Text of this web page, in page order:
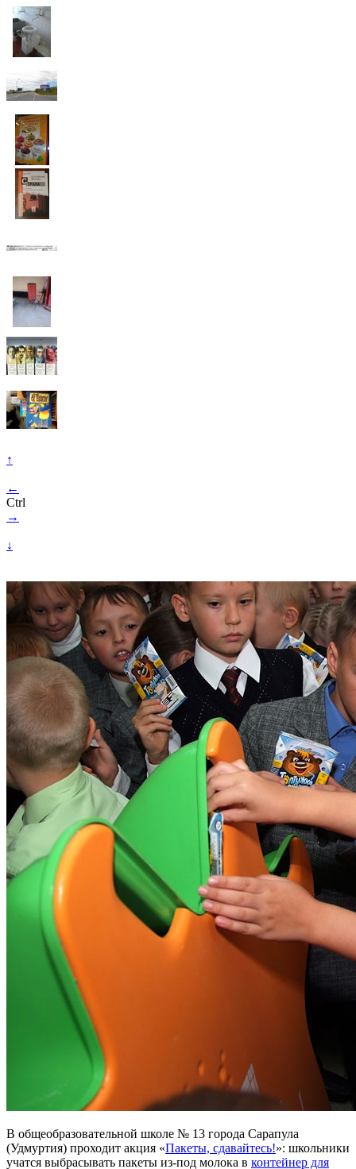
↑
←
Ctrl
→
↓
В общеобразовательной школе № 13 города Сарапула
(Удмуртия) проходит акция «Пакеты, сдавайтесь!»: школьники
учатся выбрасывать пакеты из-под молока в контейнер для